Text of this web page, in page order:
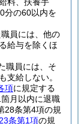
分の60以内を
員には、他の
給与を除くほ
職員には、そ
支給しない。
項に規定する
月以内に退職
28条第4項の規
条第1項の規